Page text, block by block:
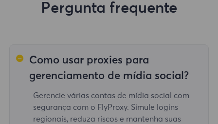
Pergunta frequente
Como usar proxies para
gerenciamento de mídia social?
Gerencie várias contas de mídia social com
segurança com o FlyProxy. Simule logins
regionais, reduza riscos e mantenha suas